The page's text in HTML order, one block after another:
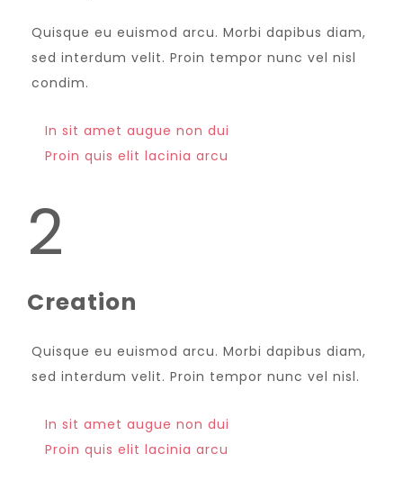
Quisque eu euismod arcu. Morbi dapibus diam,
sed interdum velit. Proin tempor nunc vel nisl
condim.
In sit amet augue non dui
Proin quis elit lacinia arcu
2
Creation
Quisque eu euismod arcu. Morbi dapibus diam,
sed interdum velit. Proin tempor nunc vel nisl.
In sit amet augue non dui
Proin quis elit lacinia arcu